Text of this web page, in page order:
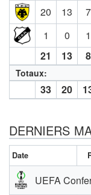
20 13 7
1
0 1
21
13 8
Totaux:
33 20
DERNIERS
Date
UEFA